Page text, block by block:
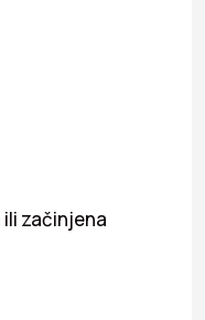
ili začinjena